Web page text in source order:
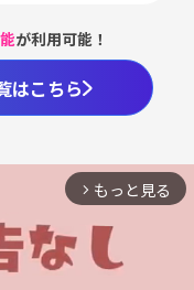
が利用可能！
はこちら
arrow_forward_ios もっと見る